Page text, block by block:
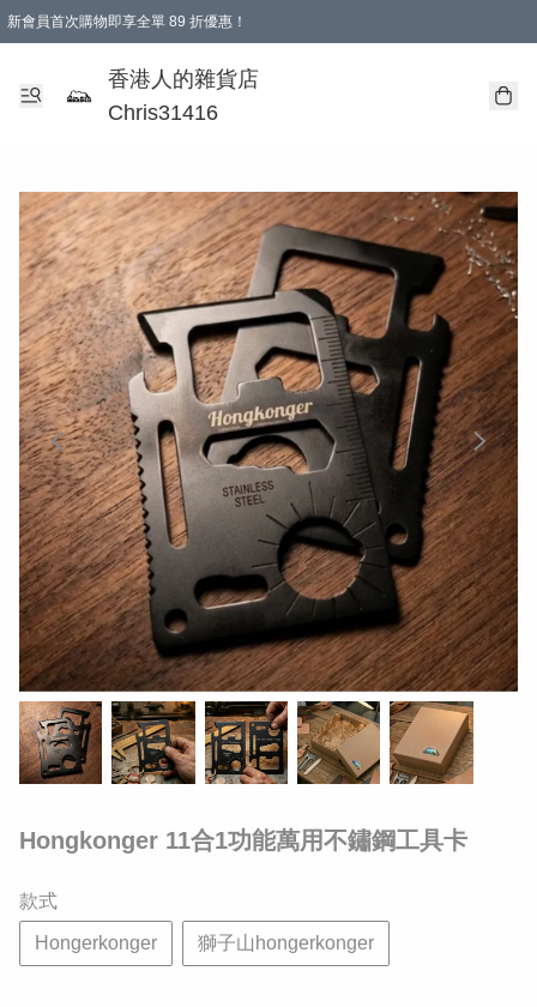
新會員首次購物即享全單 89 折優惠！
購物滿 HKD 499.00即享免運費優惠！（適用於 本地送貨、本地取貨 )
【滿 $300 專屬驚喜：無聲信物（最後一批）】
香港人的雜貨店
Chris31416
Hongkonger 11合1功能萬用不鏽鋼工具卡
款式
Hongerkonger 獅子山hongerkonger